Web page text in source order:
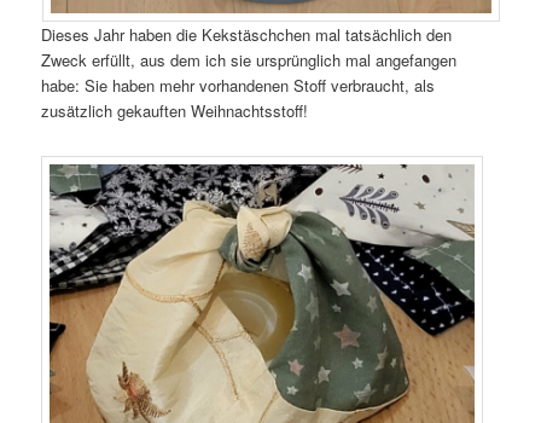
Dieses Jahr haben die Kekstäschchen mal tatsächlich den
Zweck erfüllt, aus dem ich sie ursprünglich mal angefangen
habe: Sie haben mehr vorhandenen Stoff verbraucht, als
zusätzlich gekauften Weihnachtsstoff!